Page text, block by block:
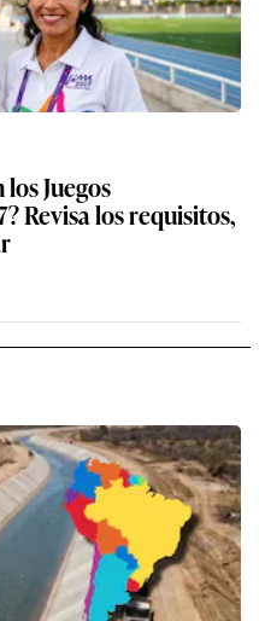
Juegos
Revisa los requisitos,